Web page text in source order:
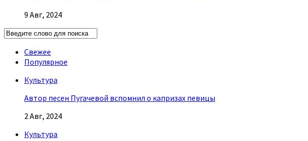
9 Авг, 2024
Свежее
Популярное
Культура
Автор песен Пугачевой вспомнил о капризах певицы
2 Авг, 2024
Культура